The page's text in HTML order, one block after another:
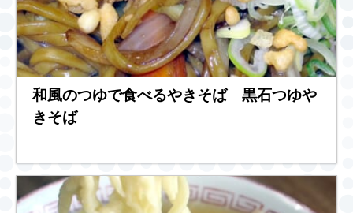
和風のつゆで食べるやきそば 黒石つゆや
きそば